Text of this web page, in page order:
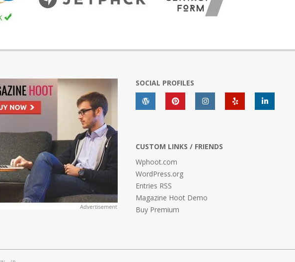
SOCIAL PROFILES
CUSTOM LINKS / FRIENDS
Wphoot.com
WordPress.org
Entries RSS
Magazine Hoot Demo
Buy Premium